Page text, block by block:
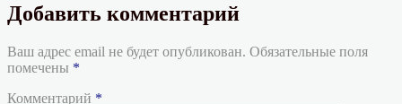
Добавить комментарий
Ваш адрес email не будет опубликован. Обязательные поля
помечены *
Комментарий *